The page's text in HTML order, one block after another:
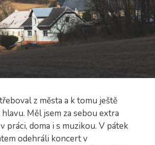
z města a k tomu ještě
Měl jsem za sebou extra
práci, doma i s muzikou. V pátek
odehráli koncert v